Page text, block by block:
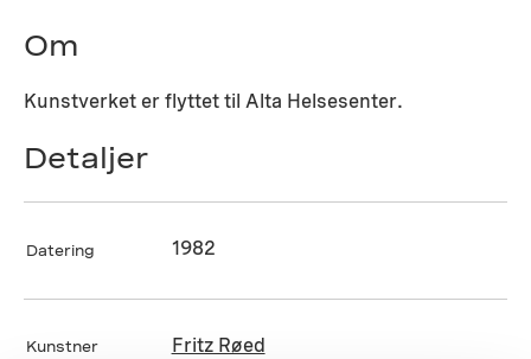
Om
Kunstverket er flyttet til Alta Helsesenter.
Detaljer
Datering 1982
Kunstner Fritz Røed